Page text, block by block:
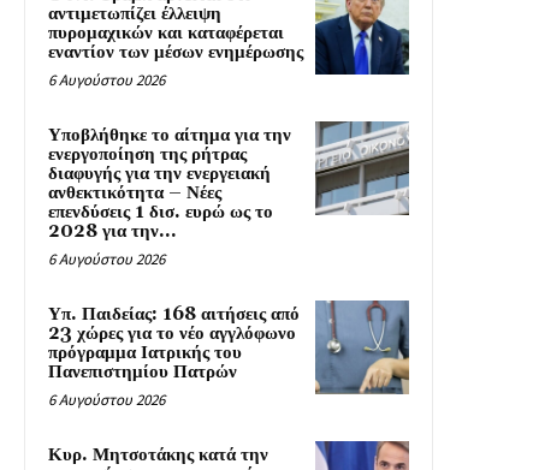
αντιμετωπίζει έλλειψη
πυρομαχικών και καταφέρεται
εναντίον των μέσων ενημέρωσης
6 Αυγούστου 2026
Υποβλήθηκε το αίτημα για την
ενεργοποίηση της ρήτρας
διαφυγής για την ενεργειακή
ανθεκτικότητα – Νέες
επενδύσεις 1 δισ. ευρώ ως το
2028 για την...
6 Αυγούστου 2026
Υπ. Παιδείας: 168 αιτήσεις από
23 χώρες για το νέο αγγλόφωνο
πρόγραμμα Ιατρικής του
Πανεπιστημίου Πατρών
6 Αυγούστου 2026
Κυρ. Μητσοτάκης κατά την